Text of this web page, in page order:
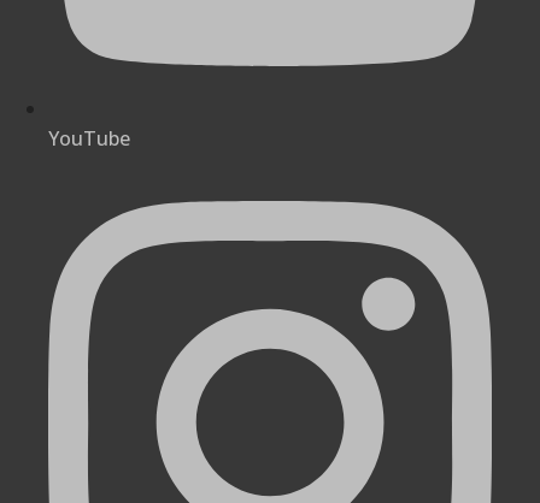
YouTube